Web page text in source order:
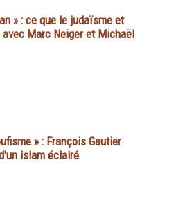
» : ce que le judaïsme et
Marc Neiger et Michaël
» : François Gautier
islam éclairé